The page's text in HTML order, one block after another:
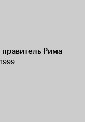
правитель Рима
1999